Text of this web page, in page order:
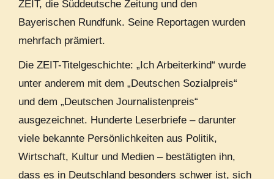
ZEIT, die Süddeutsche Zeitung und den
Bayerischen Rundfunk. Seine Reportagen wurden
mehrfach prämiert.
Die ZEIT-Titelgeschichte: „Ich Arbeiterkind“ wurde
unter anderem mit dem „Deutschen Sozialpreis“
und dem „Deutschen Journalistenpreis“
ausgezeichnet. Hunderte Leserbriefe – darunter
viele bekannte Persönlichkeiten aus Politik,
Wirtschaft, Kultur und Medien – bestätigten ihn,
dass es in Deutschland besonders schwer ist, sich